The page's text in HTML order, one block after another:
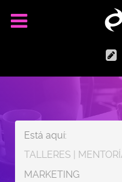
Está aquí:
TALLERES |
MARKETING